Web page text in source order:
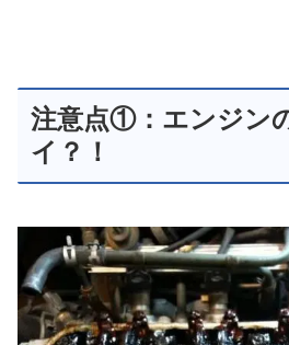
注意点①：エンジン
イ？！